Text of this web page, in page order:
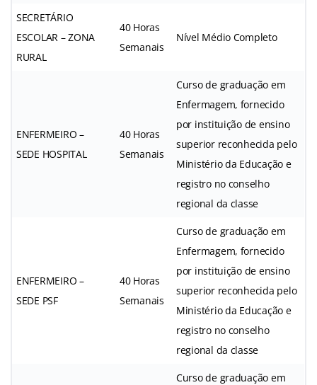
SECRETÁRIO
ESCOLAR – ZONA
RURAL
40 Horas
Semanais
Nível Médio Completo
ENFERMEIRO –
SEDE HOSPITAL
40 Horas
Semanais
Curso de graduação em
Enfermagem, fornecido
por instituição de ensino
superior reconhecida pelo
Ministério da Educação e
registro no conselho
regional da classe
ENFERMEIRO –
SEDE PSF
40 Horas
Semanais
Curso de graduação em
Enfermagem, fornecido
por instituição de ensino
superior reconhecida pelo
Ministério da Educação e
registro no conselho
regional da classe
Curso de graduação em